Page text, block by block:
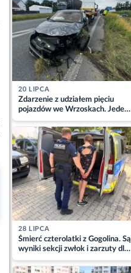
20 LIPCA
Zdarzenie z udziałem pięciu
pojazdów we Wrzoskach. Jeden
z kierowców zabrany w
kajdankach
28 LIPCA
Śmierć czterolatki z Gogolina. Są
wyniki sekcji zwłok i zarzuty dla
matki